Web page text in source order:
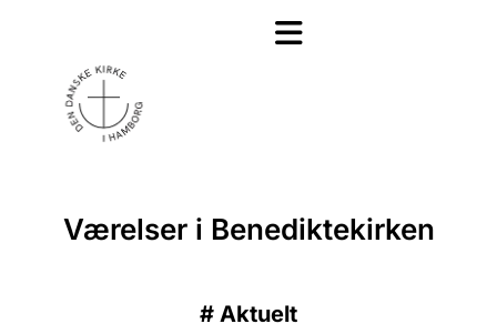
Værelser i Benediktekirken
# Aktuelt